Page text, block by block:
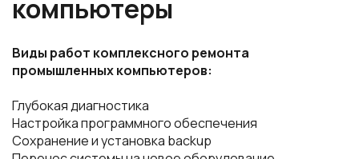
компьютеры
Виды работ комплексного ремонта
промышленных компьютеров:
Глубокая диагностика
Настройка программного обеспечения
Сохранение и установка backup